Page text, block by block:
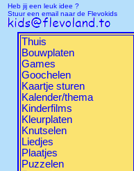
Heb jij een leuk idee ?
Stuur een email naar de Flevokids
Thuis
Bouwplaten
Games
Goochelen
Kaartje sturen
Kalender/thema
Kinderfilms
Kleurplaten
Knutselen
Liedjes
Plaatjes
Puzzelen